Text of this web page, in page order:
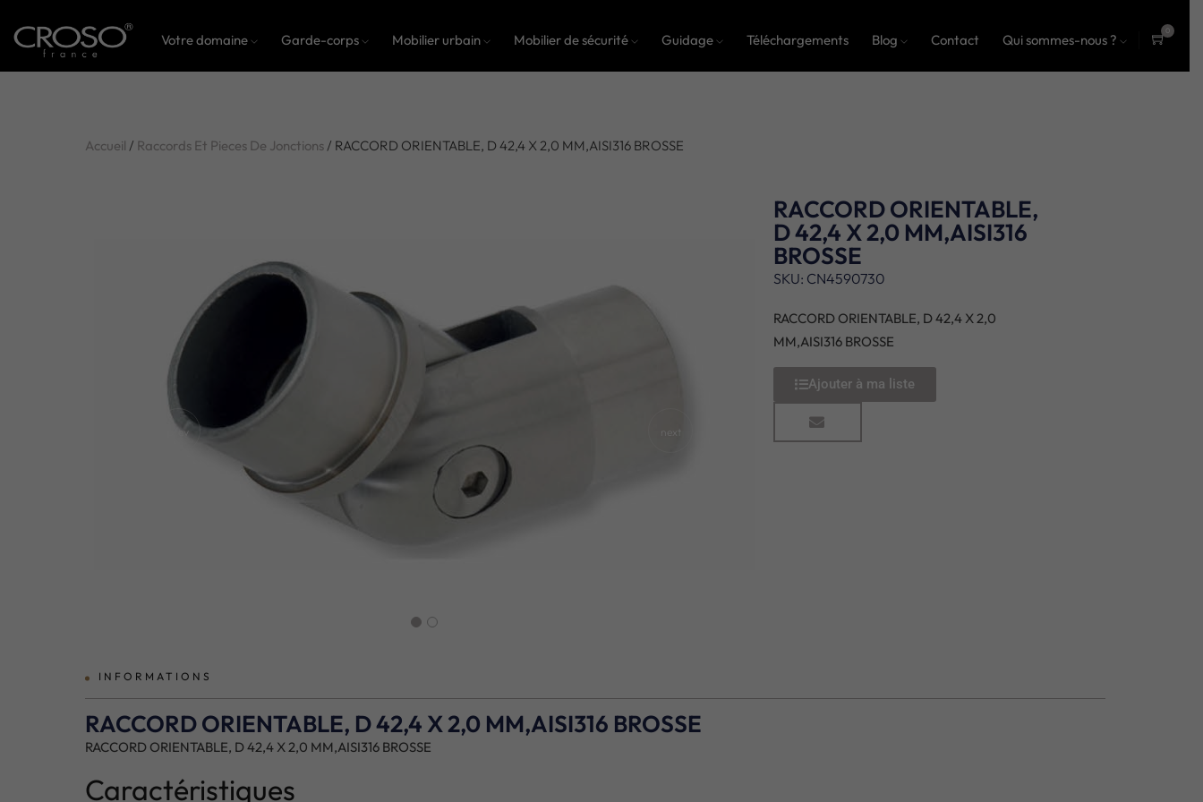
Votre domaine Garde-corps Mobilier urbain Mobilier de sécurité Guidage Téléchargements Blog Contact Qui sommes-nous ?
0
Accueil / Raccords Et Pieces De Jonctions/ RACCORD ORIENTABLE, D 42,4 X 2,0 MM,AISI316 BROSSE
prev next
RACCORD ORIENTABLE,
D 42,4 X 2,0 MM,AISI316
BROSSE
SKU: CN4590730
RACCORD ORIENTABLE, D 42,4 X 2,0
MM,AISI316 BROSSE
Ajouter à ma liste
INFORMATIONS
RACCORD ORIENTABLE, D 42,4 X 2,0 MM,AISI316 BROSSE
RACCORD ORIENTABLE, D 42,4 X 2,0 MM,AISI316 BROSSE
Caractéristiques